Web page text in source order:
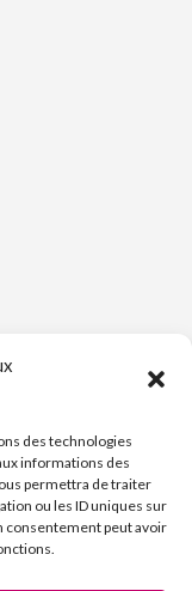
des technologies
informations des
permettra de traiter
ou les ID uniques sur
consentement peut avoir
Affricain